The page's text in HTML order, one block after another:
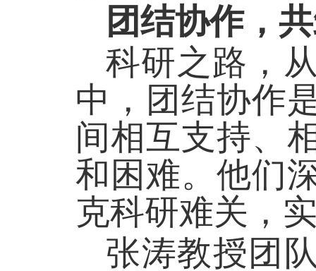
团结协作，
科研之路，
中，团结协作
间相互支持、
和困难。他们
克科研难关，
张涛教授团